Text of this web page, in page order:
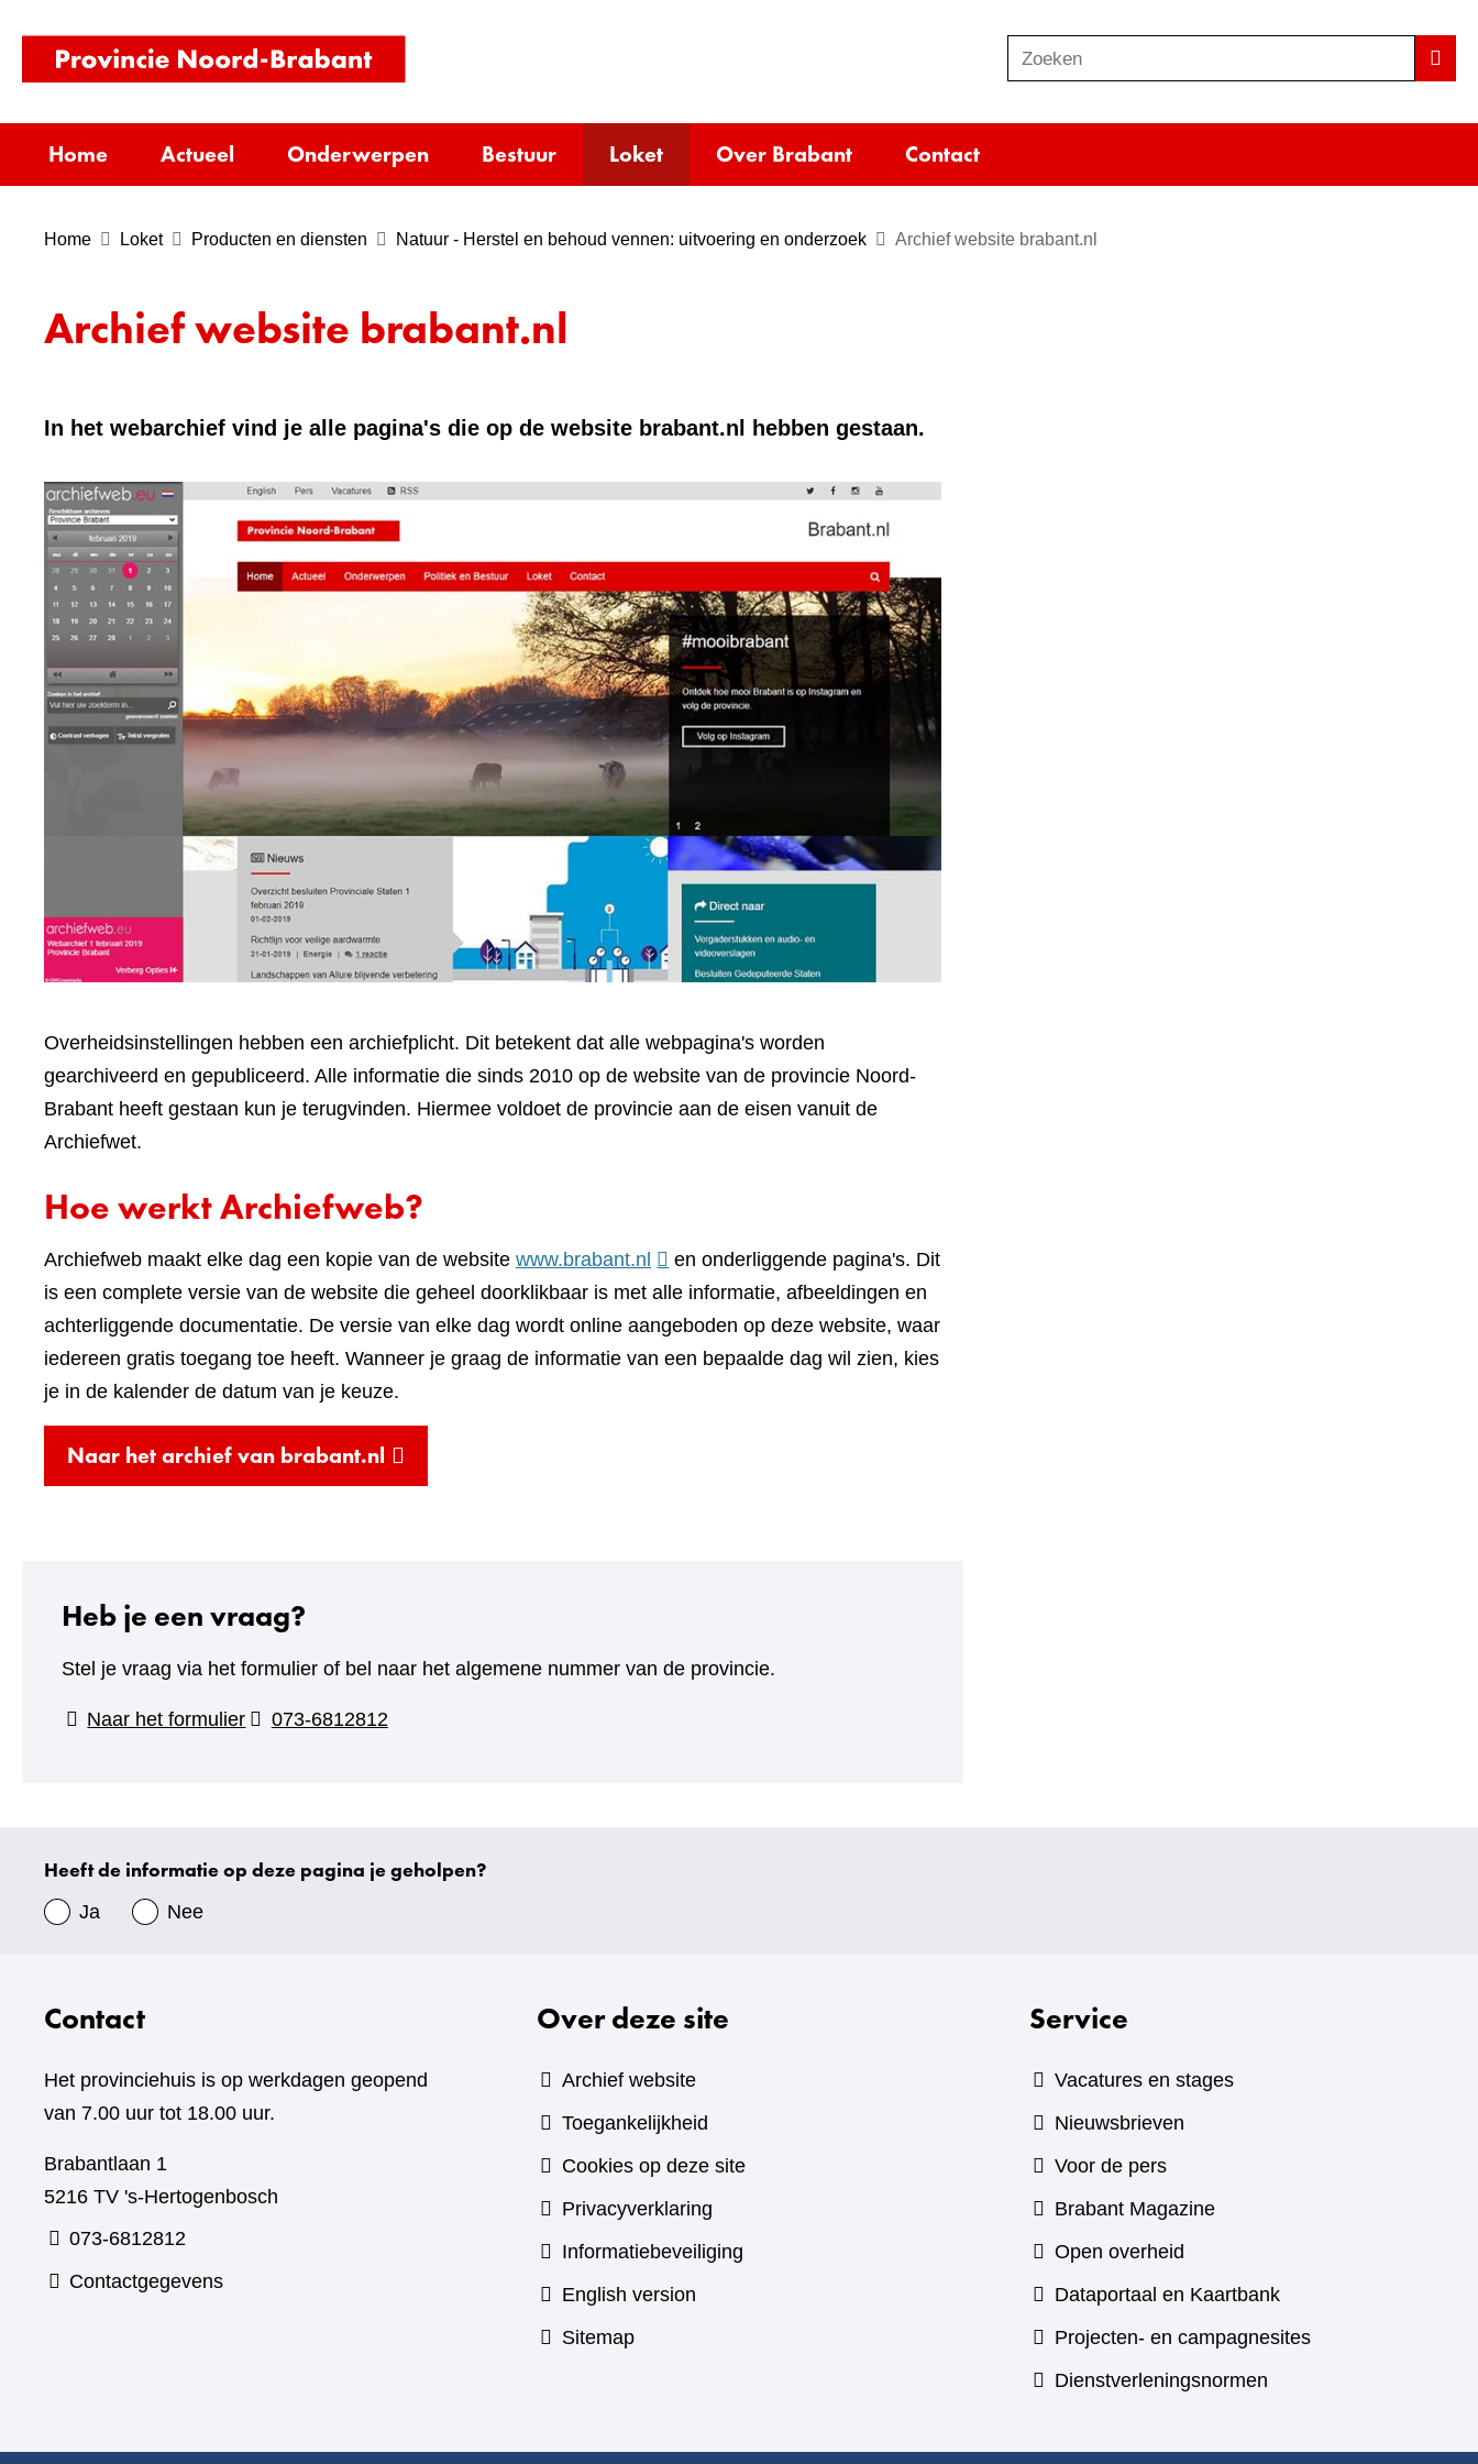
inhoud
homepage)
o
e
e
Zoeken
Home Actueel Onderwerpen Bestuur Loket Over Brabant Contact
Home Loket Producten en diensten Natuur - Herstel en behoud vennen: uitvoering en onderzoek Archief website brabant.nl
Archief website brabant.nl
In het webarchief vind je alle pagina's die op de website brabant.nl hebben gestaan.
Overheidsinstellingen hebben een archiefplicht. Dit betekent dat alle webpagina's worden
gearchiveerd en gepubliceerd. Alle informatie die sinds 2010 op de website van de provincie Noord-
Brabant heeft gestaan kun je terugvinden. Hiermee voldoet de provincie aan de eisen vanuit de
Archiefwet.
Hoe werkt Archiefweb?
Archiefweb maakt elke dag een kopie van de website www.brabant.nl (verwijst
naar
een
andere
en onderliggende pagina's. Dit
is een complete versie van de website die geheel doorklikbaar is met alle informatie, afbeeldingen en
achterliggende documentatie. De versie van elke dag wordt online aangeboden op deze website, waar
iedereen gratis toegang toe heeft. Wanneer je graag de informatie van een bepaalde dag wil zien, kies
je in de kalender de datum van je keuze.
Naar het archief van brabant.nl (verwijst
naar
Heb je een vraag?
Stel je vraag via het formulier of bel naar het algemene nummer van de provincie.
Naar het formulier(verwijst
073-6812812
Uw
gegevens
Heeft de informatie op deze pagina je geholpen?
Ja Nee
Contact
Het provinciehuis is op werkdagen geopend
van 7.00 uur tot 18.00 uur.
Brabantlaan 1
5216 TV 's-Hertogenbosch
073-6812812
Contactgegevens
Over deze site
Archief website
Toegankelijkheid
Cookies op deze site
Privacyverklaring
Informatiebeveiliging
English version
Sitemap
Service
Vacatures en stages
Nieuwsbrieven
Voor de pers
Brabant Magazine(verwijst
andere
website)
Open overheid
Dataportaal en Kaartbank(verwijst
naar
Projecten- en campagnesites
Dienstverleningsnormen